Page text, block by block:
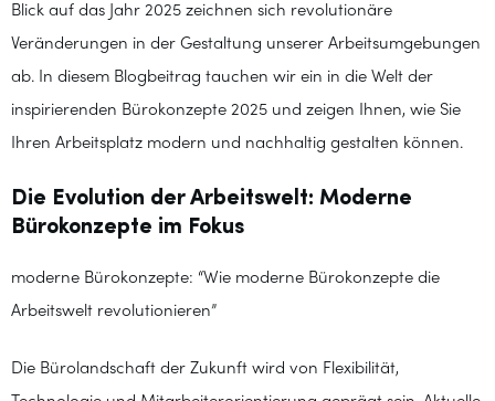
Blick auf das Jahr 2025 zeichnen sich revolutionäre
Veränderungen in der Gestaltung unserer Arbeitsumgebungen
ab. In diesem Blogbeitrag tauchen wir ein in die Welt der
inspirierenden Bürokonzepte 2025 und zeigen Ihnen, wie Sie
Ihren Arbeitsplatz modern und nachhaltig gestalten können.
Die Evolution der Arbeitswelt: Moderne
Bürokonzepte im Fokus
moderne Bürokonzepte: “Wie moderne Bürokonzepte die
Arbeitswelt revolutionieren”
Die Bürolandschaft der Zukunft wird von Flexibilität,